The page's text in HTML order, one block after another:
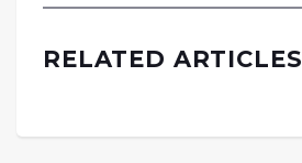
RELATED ARTICLES